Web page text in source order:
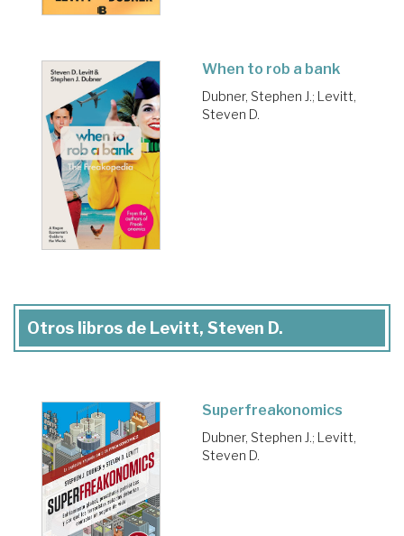
When to rob a bank
Dubner, Stephen J.; Levitt,
Steven D.
Otros libros de Levitt, Steven D.
Superfreakonomics
Dubner, Stephen J.; Levitt,
Steven D.